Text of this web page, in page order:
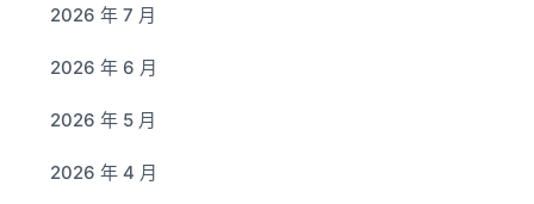
2026 年 7 月
2026 年 6 月
2026 年 5 月
2026 年 4 月